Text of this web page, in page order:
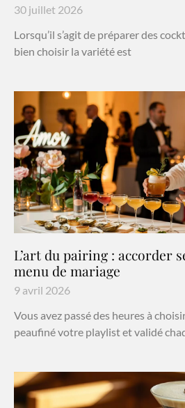
30 juillet 2026
Lorsqu’il s’agit de préparer des
bien choisir la variété est
L’art du pairing : accorder
menu de mariage
9 avril 2026
Vous avez passé des heures à
peaufiné votre playlist et validé